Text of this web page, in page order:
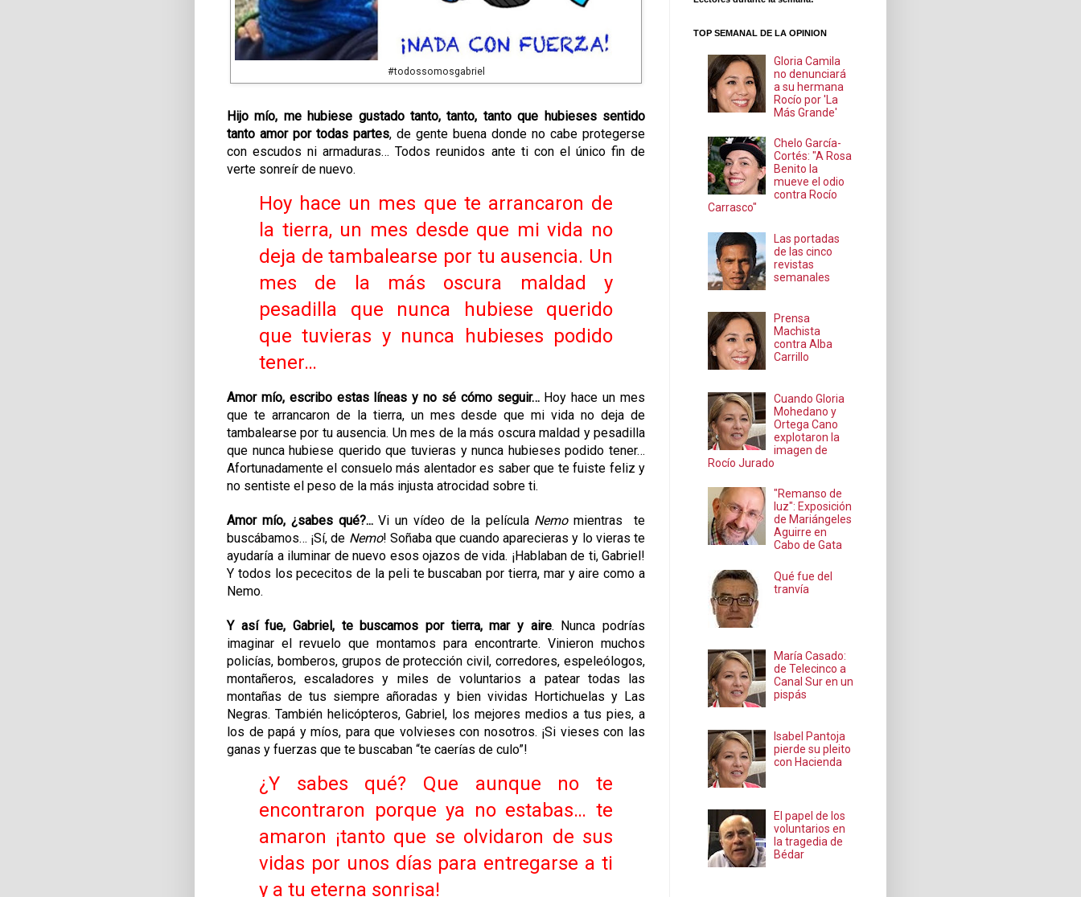
#todossomosgabriel
Hijo mío, me hubiese gustado tanto, tanto, tanto que hubieses sentido
tanto amor por todas partes, de gente buena donde no cabe protegerse
con escudos ni armaduras… Todos reunidos ante ti con el único fin de
verte sonreír de nuevo.
Hoy hace un mes que te arrancaron de
la tierra, un mes desde que mi vida no
deja de tambalearse por tu ausencia. Un
mes de la más oscura maldad y
pesadilla que nunca hubiese querido
que tuvieras y nunca hubieses podido
tener…
Amor mío, escribo estas líneas y no sé cómo seguir…Hoy hace un mes
que te arrancaron de la tierra, un mes desde que mi vida no deja de
tambalearse por tu ausencia. Un mes de la más oscura maldad y pesadilla
que nunca hubiese querido que tuvieras y nunca hubieses podido tener…
Afortunadamenteel consuelo más alentador es saber que te fuiste feliz y
no sentiste el peso de la más injusta atrocidad sobre ti.
Amor mío, ¿sabes qué?...Vi un vídeo de la película Nemomientras te
buscábamos… ¡Sí, de Nemo! Soñaba que cuando aparecieras y lo vieras te
ayudaría a iluminar de nuevo esos ojazos de vida. ¡Hablaban de ti, Gabriel!
Y todos los pececitos de la peli te buscaban por tierra, mar y aire como a
Nemo.
Y así fue, Gabriel, te buscamos por tierra, mar y aire. Nunca podrías
imaginar el revuelo que montamos para encontrarte. Vinieron muchos
policías, bomberos, grupos de protección civil, corredores, espeleólogos,
montañeros, escaladores y miles de voluntarios a patear todas las
montañas de tus siempre añoradas y bien vividas Hortichuelas y Las
Negras. También helicópteros, Gabriel, los mejores medios a tus pies, a
los de papá y míos, para que volvieses con nosotros. ¡Si vieses con las
ganas y fuerzas que te buscaban “te caerías de culo”!
¿Y sabes qué? Que aunque no te
encontraron porque ya no estabas… te
amaron ¡tanto que se olvidaron de sus
vidas por unos días para entregarse a ti
y a tu eterna sonrisa!
TOP SEMANAL DE LA OPINION
Gloria Camila
no denunciará
a su hermana
Rocío por 'La
Más Grande'
Chelo García-
Cortés: "A Rosa
Benito la
mueve el odio
contra Rocío
Carrasco"
Las portadas
de las cinco
revistas
semanales
Prensa
Machista
contra Alba
Carrillo
Cuando Gloria
Mohedano y
Ortega Cano
explotaron la
imagen de
Rocío Jurado
"Remanso de
luz": Exposición
de Mariángeles
Aguirre en
Cabo de Gata
Qué fue del
tranvía
María Casado:
de Telecinco a
Canal Sur en un
pispás
Isabel Pantoja
pierde su pleito
con Hacienda
El papel de los
voluntarios en
la tragedia de
Bédar